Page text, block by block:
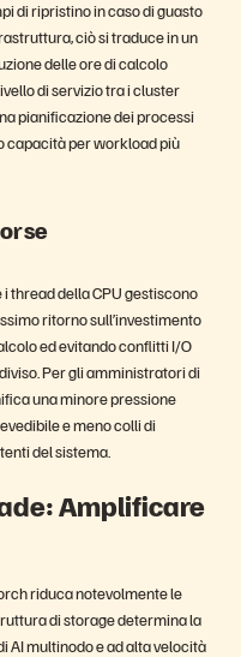
di ripristino in caso di guasto
ciò si traduce in un
delle ore di calcolo
di servizio tra i cluster
pianificazione dei processi
capacità per workload più
thread della CPU gestiscono
ritorno sull’investimento
ed evitando conflitti I/O
Per gli amministratori di
una minore pressione
e meno colli di
del sistema.
Amplificare
riduca notevolmente le
di storage determina la
AI multinodo e ad alta velocità